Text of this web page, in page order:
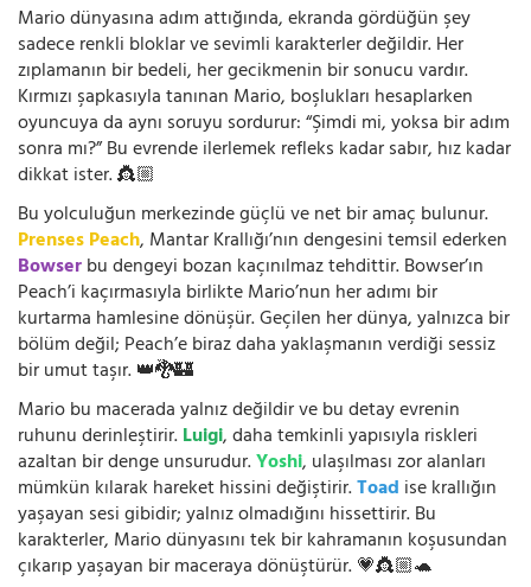
Mario dünyasına adım attığında, ekranda gördüğün şey
sadece renkli bloklar ve sevimli karakterler değildir. Her
zıplamanın bir bedeli, her gecikmenin bir sonucu vardır.
Kırmızı şapkasıyla tanınan Mario, boşlukları hesaplarken
oyuncuya da aynı soruyu sordurur: “Şimdi mi, yoksa bir adım
sonra mı?” Bu evrende ilerlemek refleks kadar sabır, hız kadar
dikkat ister. 👸🏼
Bu yolculuğun merkezinde güçlü ve net bir amaç bulunur.
Prenses Peach, Mantar Krallığı’nın dengesini temsil ederken
Bowserbu dengeyi bozan kaçınılmaz tehdittir. Bowser’ın
Peach’i kaçırmasıyla birlikte Mario’nun her adımı bir
kurtarma hamlesine dönüşür. Geçilen her dünya, yalnızca bir
bölüm değil; Peach’e biraz daha yaklaşmanın verdiği sessiz
bir umut taşır. 👑🐉🏰
Mario bu macerada yalnız değildir ve bu detay evrenin
ruhunu derinleştirir.Luigi, daha temkinli yapısıyla riskleri
azaltan bir denge unsurudur.Yoshi, ulaşılması zor alanları
mümkün kılarak hareket hissini değiştirir.Toad ise krallığın
yaşayan sesi gibidir; yalnız olmadığını hissettirir. Bu
karakterler, Mario dünyasını tek bir kahramanın koşusundan
çıkarıp yaşayan bir maceraya dönüştürür. 💗👸🏼🐢